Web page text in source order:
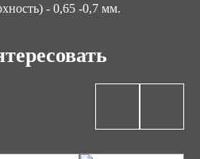
- 0,65 -0,7 мм.